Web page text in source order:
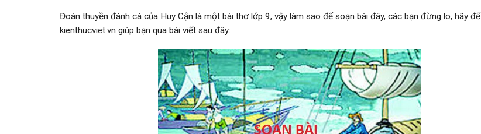
Đoàn thuyền đánh cá của Huy Cận là một bài thơ lớp 9, vậy làm sao để soạn bài đây, các bạn đừng lo, hãy để
kienthucviet.vn giúp bạn qua bài viết sau đây: